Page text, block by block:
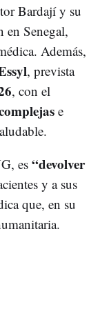
Bardají y su
en Senegal,
Además,
, prevista
, con el
e
es “devolver
y a sus
que, en su